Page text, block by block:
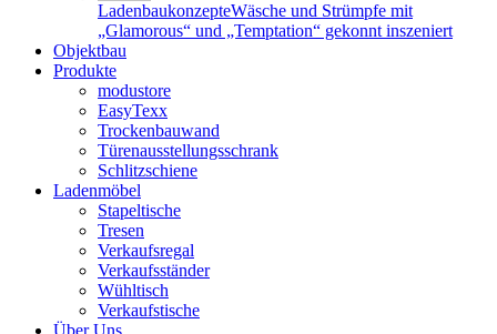
LadenbaukonzepteWäsche und Strümpfe mit
„Glamorous“ und „Temptation“ gekonnt inszeniert
Objektbau
Produkte
modustore
EasyTexx
Trockenbauwand
Türenausstellungsschrank
Schlitzschiene
Ladenmöbel
Stapeltische
Tresen
Verkaufsregal
Verkaufsständer
Wühltisch
Verkaufstische
Über Uns